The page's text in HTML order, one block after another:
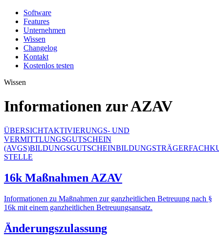
Software
Features
Unternehmen
Wissen
Changelog
Kontakt
Kostenlos testen
Wissen
Informationen zur AZAV
ÜBERSICHTAKTIVIERUNGS- UND
VERMITTLUNGSGUTSCHEIN
(AVGS)BILDUNGSGUTSCHEINBILDUNGSTRÄGER
STELLE
16k Maßnahmen AZAV
Informationen zu Maßnahmen zur ganzheitlichen Betreuung nach §
16k mit einem ganzheitlichen Betreuungsansatz.
Änderungszulassung